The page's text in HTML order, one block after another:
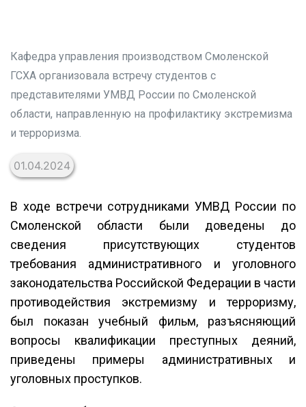
Кафедра управления производством Смоленской
ГСХА организовала встречу студентов с
представителями УМВД России по Смоленской
области, направленную на профилактику экстремизма
и терроризма.
01.04.2024
В ходе встречи сотрудниками УМВД России по
Смоленской области были доведены до
сведения присутствующих студентов
требования административного и уголовного
законодательства Российской Федерации в части
противодействия экстремизму и терроризму,
был показан учебный фильм, разъясняющий
вопросы квалификации преступных деяний,
приведены примеры административных и
уголовных проступков.